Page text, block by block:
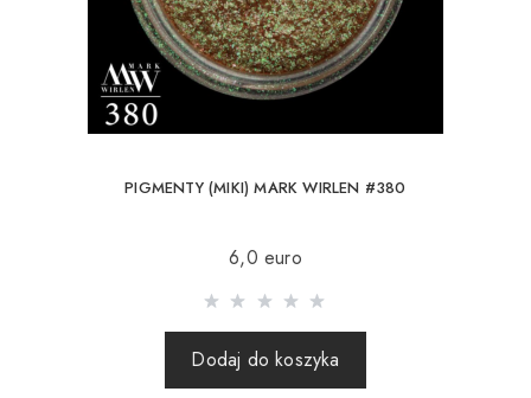
Słowacja, Estonia, Łotwa, Węgry, Włochy, Wielka Brytania,
Darmowa dostawa jest możliwa dla zamówień
powyżej 80Є
wraz z kosztami wysyłki (paczki zagraniczne za pobraniem
Wysyłanie paczek za granicę odbywa się 2 razy w tygodniu.
Po wysłaniu zamówienia otrzymujesz numer Tracking, za
PIGMENTY (MIKI) MARK WIRLEN #380
6,0 euro
Dodaj do koszyka